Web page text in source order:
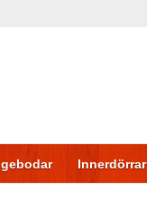
Innerdörrar